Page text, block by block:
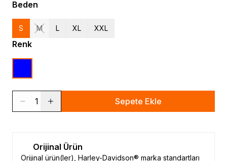
Beden
S M L XL XXL
Renk
1 Sepete Ekle
Orijinal Ürün
Orijinal ürün(ler), Harley-Davidson® marka standartları